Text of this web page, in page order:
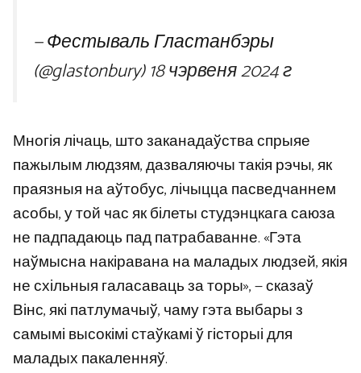
— Фестываль Гластанбэры
(@glastonbury)18 чэрвеня 2024 г
Многія лічаць, што заканадаўства спрыяе
пажылым людзям, дазваляючы такія рэчы, як
праязныя на аўтобус, лічыцца пасведчаннем
асобы, у той час як білеты студэнцкага саюза
не падпадаюць пад патрабаванне. «Гэта
наўмысна накіравана на маладых людзей, якія
не схільныя галасаваць за торы», — сказаў
Вінс, які патлумачыў, чаму гэта выбары з
самымі высокімі стаўкамі ў гісторыі для
маладых пакаленняў.